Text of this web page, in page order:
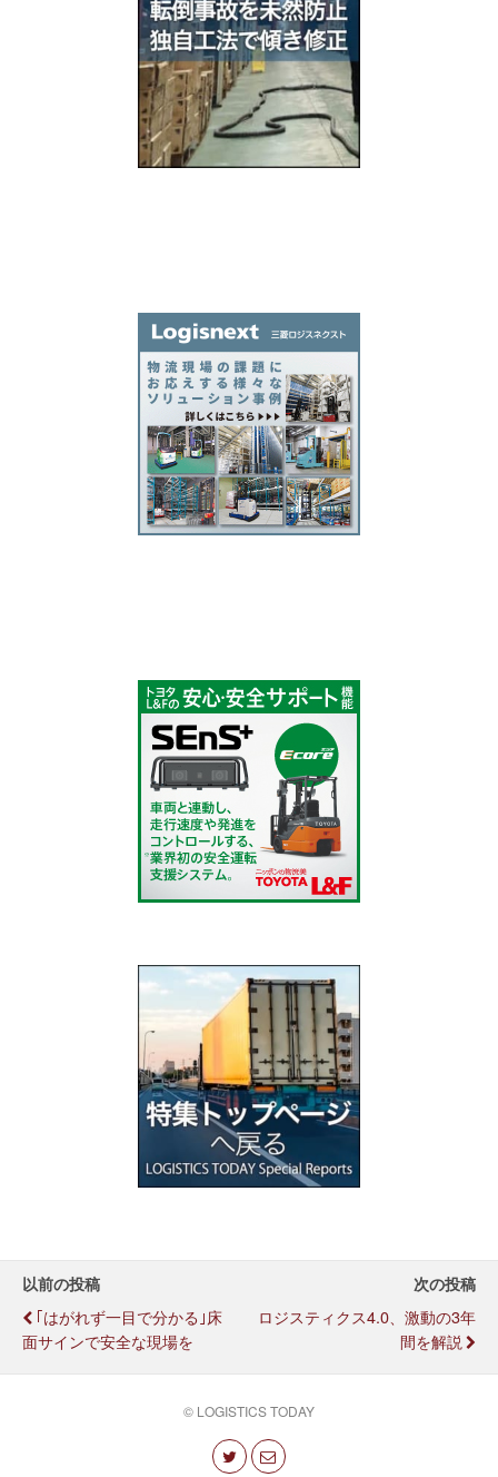
以前の投稿
｢はがれず一目で分かる｣床
面サインで安全な現場を
次の投稿
ロジスティクス4.0、激動の3年
間を解説
© LOGISTICS TODAY